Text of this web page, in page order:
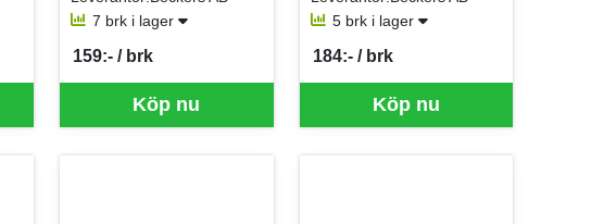
7 brk i lager
Köp nu
159:- / brk
SEK per BRK
5 brk i lager
Köp nu
184:- / brk
SEK per BRK